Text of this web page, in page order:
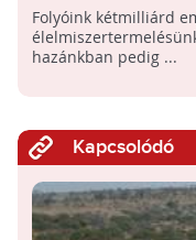
alulértékelése
Folyóink kétmilliárd
hazánkban pedig ...
Kapcsolódó